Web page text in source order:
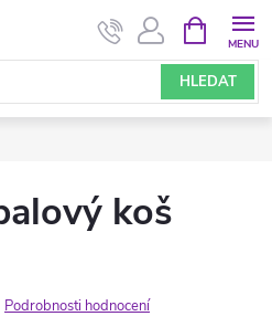
HLEDAT
NÁKUPNÍ
KOŠÍK
koš
Podrobnosti hodnocení